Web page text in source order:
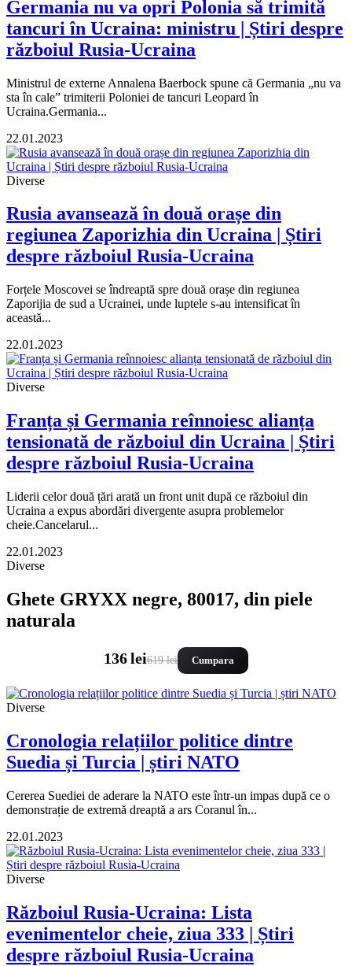
Germania nu va opri Polonia să trimită
tancuri în Ucraina: ministru | Știri despre
războiul Rusia-Ucraina
Ministrul de externe Annalena Baerbock spune că Germania „nu va
sta în cale” trimiterii Poloniei de tancuri Leopard în
Ucraina.Germania...
22.01.2023
Diverse
Rusia avansează în două orașe din
regiunea Zaporizhia din Ucraina | Știri
despre războiul Rusia-Ucraina
Forțele Moscovei se îndreaptă spre două orașe din regiunea
Zaporijia de sud a Ucrainei, unde luptele s-au intensificat în
această...
22.01.2023
Diverse
Franța și Germania reînnoiesc alianța
tensionată de războiul din Ucraina | Știri
despre războiul Rusia-Ucraina
Liderii celor două țări arată un front unit după ce războiul din
Ucraina a expus abordări divergente asupra problemelor
cheie.Cancelarul...
22.01.2023
Diverse
Ghete GRYXX negre, 80017, din piele
naturala
136 lei619 lei Cumpara
Diverse
Cronologia relațiilor politice dintre
Suedia și Turcia | știri NATO
Cererea Suediei de aderare la NATO este într-un impas după ce o
demonstrație de extremă dreaptă a ars Coranul în...
22.01.2023
Diverse
Războiul Rusia-Ucraina: Lista
evenimentelor cheie, ziua 333 | Știri
despre războiul Rusia-Ucraina